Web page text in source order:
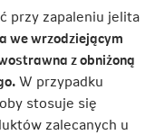
przy zapaleniu jelita
we wrzodziejącym
z obniżoną
W przypadku
stosuje się
zalecanych u